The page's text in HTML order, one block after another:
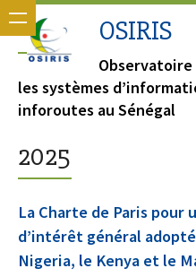
OSIRIS
Observatoire
les systèmes
inforoutes au Sénégal
2025
La Charte de Paris pour
d’intérêt général
Nigeria, le Kenya et le